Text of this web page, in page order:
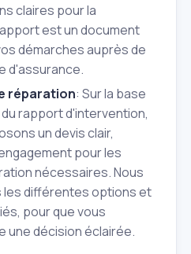
claires pour la
est un document
démarches auprès de
d'assurance.
réparation: Sur la base
rapport d'intervention,
un devis clair,
pour les
nécessaires. Nous
les différentes options et
pour que vous
une décision éclairée.